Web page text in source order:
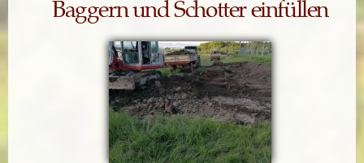
Baggern und Schotter einfüllen